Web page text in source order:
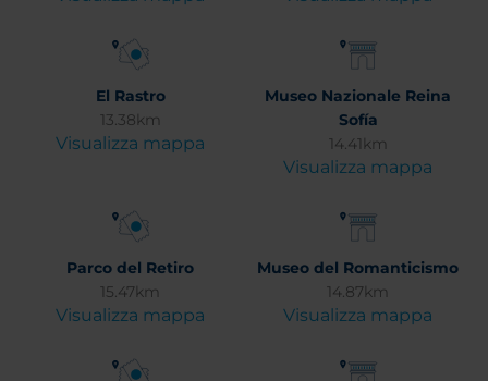
El Rastro
13.38km
Visualizza mappa
Museo Nazionale Reina
Sofía
14.41km
Visualizza mappa
Parco del Retiro
15.47km
Visualizza mappa
Museo del Romanticismo
14.87km
Visualizza mappa